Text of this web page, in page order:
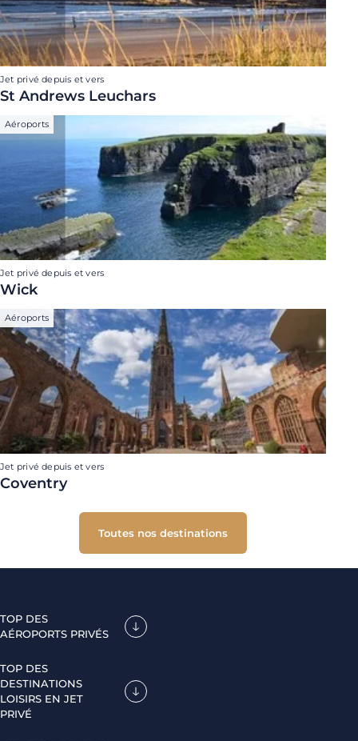
Jet privé depuis et vers
St Andrews Leuchars
Aéroports
Jet privé depuis et vers
Wick
Aéroports
Jet privé depuis et vers
Coventry
Toutes nos destinations
TOP DES
AÉROPORTS PRIVÉS
TOP DES
DESTINATIONS
LOISIRS EN JET
PRIVÉ